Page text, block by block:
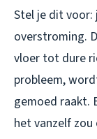
Stel je dit voor:
overstroming.
vloer tot dure
probleem,
gemoed raakt.
het vanzelf zou